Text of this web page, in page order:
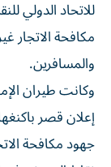
مكافحة الاتجار
والمسافرين.
وكانت طيران
إعلان قصر
جهود مكافحة